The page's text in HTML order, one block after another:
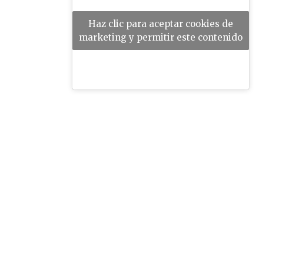
Haz clic para aceptar cookies de
marketing y permitir este contenido